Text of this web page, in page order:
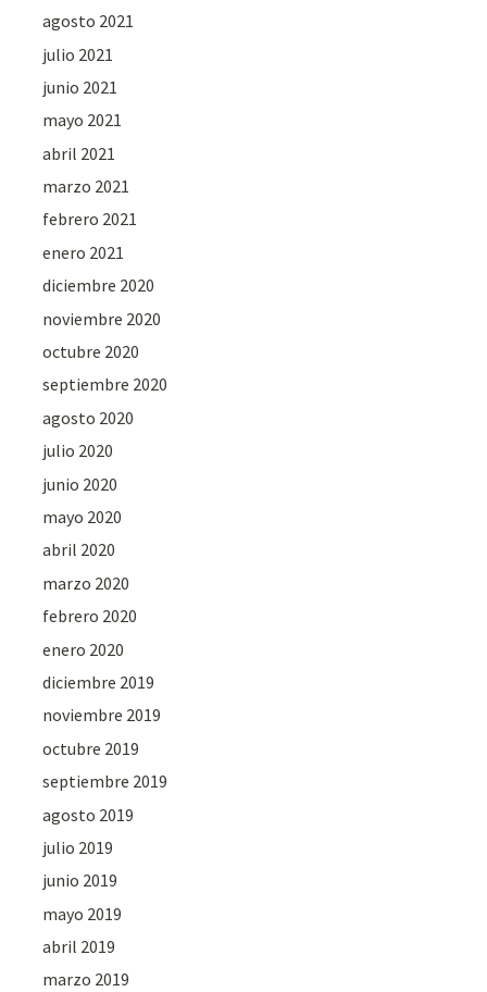
agosto 2021
julio 2021
junio 2021
mayo 2021
abril 2021
marzo 2021
febrero 2021
enero 2021
diciembre 2020
noviembre 2020
octubre 2020
septiembre 2020
agosto 2020
julio 2020
junio 2020
mayo 2020
abril 2020
marzo 2020
febrero 2020
enero 2020
diciembre 2019
noviembre 2019
octubre 2019
septiembre 2019
agosto 2019
julio 2019
junio 2019
mayo 2019
abril 2019
marzo 2019